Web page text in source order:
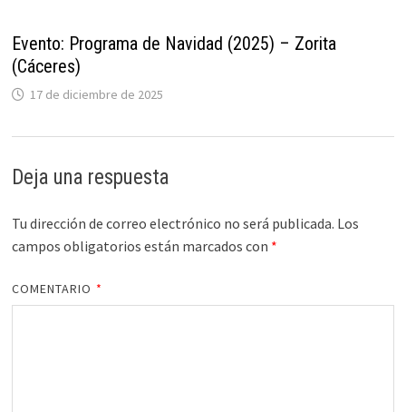
Evento: Programa de Navidad (2025) – Zorita
(Cáceres)
17 de diciembre de 2025
Deja una respuesta
Tu dirección de correo electrónico no será publicada. Los
campos obligatorios están marcados con *
COMENTARIO *